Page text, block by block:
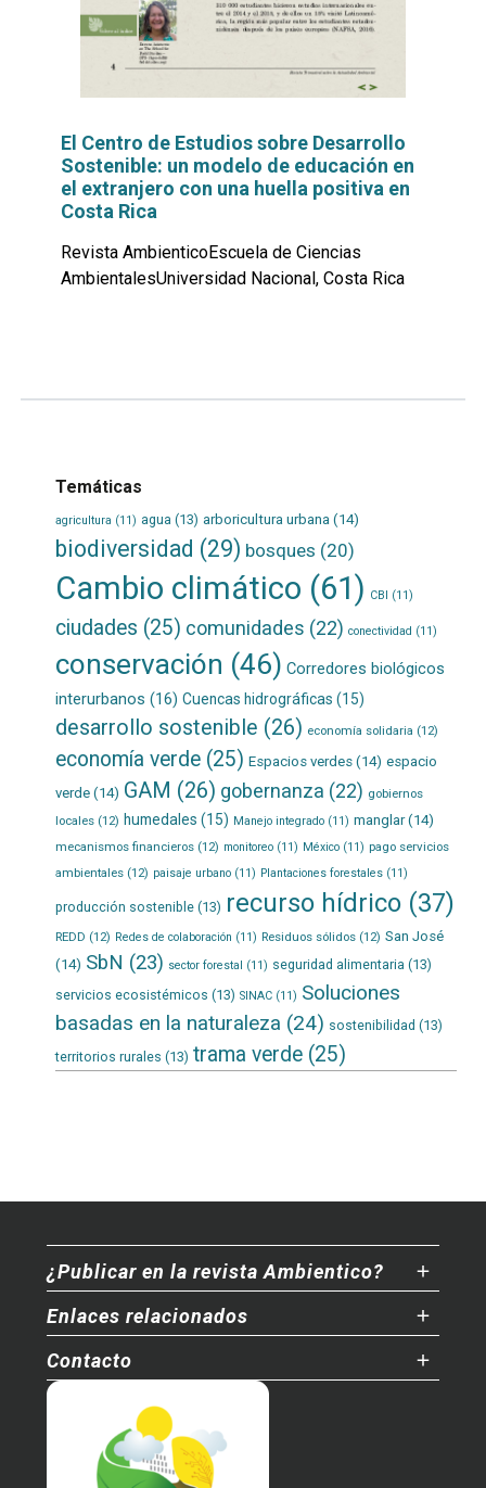
El Centro de Estudios sobre Desarrollo
Sostenible: un modelo de educación en
el extranjero con una huella positiva en
Costa Rica
Revista AmbienticoEscuela de Ciencias
AmbientalesUniversidad Nacional, Costa Rica
Temáticas
agricultura (11) agua (13) arboricultura urbana(14)
biodiversidad (29) bosques (20)
Cambio climático (61) CBI (11)
ciudades (25) comunidades (22) conectividad (11)
conservación (46) Corredores biológicos
interurbanos (16) Cuencas hidrográficas (15)
desarrollo sostenible (26) economía solidaria (12)
economía verde(25) Espacios verdes(14) espacio
verde(14) GAM (26) gobernanza (22) gobiernos
locales(12) humedales (15) Manejo integrado(11) manglar(14)
mecanismos financieros(12) monitoreo(11) México(11) pago servicios
ambientales(12) paisaje urbano(11) Plantaciones forestales(11)
producción sostenible(13) recurso hídrico(37)
REDD (12) Redes de colaboración (11) Residuos sólidos(12) San José
(14) SbN (23) sector forestal (11) seguridad alimentaria (13)
servicios ecosistémicos (13) SINAC(11) Soluciones
basadas en la naturaleza (24) sostenibilidad (13)
territorios rurales (13) trama verde(25)
¿Publicar en la revista Ambientico?
Enlaces relacionados
Contacto